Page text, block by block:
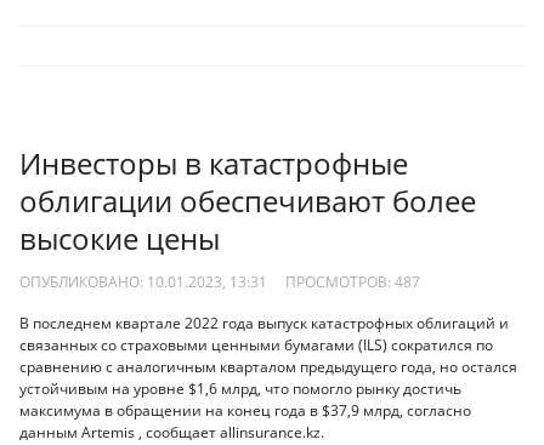
Инвесторы в катастрофные
облигации обеспечивают более
высокие цены
ОПУБЛИКОВАНО: 10.01.2023, 13:31 ПРОСМОТРОВ: 487
В последнем квартале 2022 года выпуск катастрофных облигаций и
связанных со страховыми ценными бумагами (ILS) сократился по
сравнению с аналогичным кварталом предыдущего года, но остался
устойчивым на уровне $1,6 млрд, что помогло рынку достичь
максимума в обращении на конец года в $37,9 млрд, согласно
данным Artemis , сообщает allinsurance.kz.